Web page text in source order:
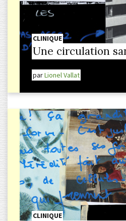
CLINIQUE
Une circulation
parLionel Vallat
CLINIQUE